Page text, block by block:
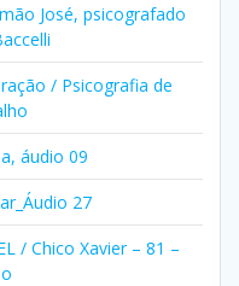
José, psicografado
/ Psicografia de
áudio 09
27
/ Chico Xavier – 81 –